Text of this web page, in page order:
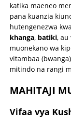
katika maeneo
pana kuanzia
hutengenezwa
khanga, batiki, au
muonekano wa
vitambaa
mitindo na rangi
MAHITAJI
Vifaa vya